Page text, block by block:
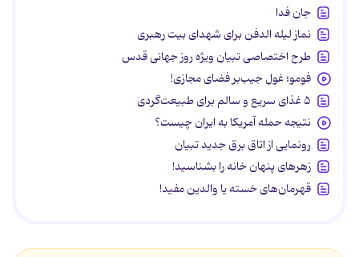
جان فدا
نماز لیله الدفن برای شهدای بیت رهبری
طرح اختصاصی تبیان ویژه روز جهانی قدس
فومو؛ غول جیب‌بر فضای مجازی!
۵ غذای سریع و سالم برای طبیعت‌گردی
نتیجه حمله آمریکا به ایران چیست؟
رونمایی از اتاق برق جدید تبیان
زهرهای پنهان خانه را بشناسید!
قهرمان‌های خسته یا والدین مفید!